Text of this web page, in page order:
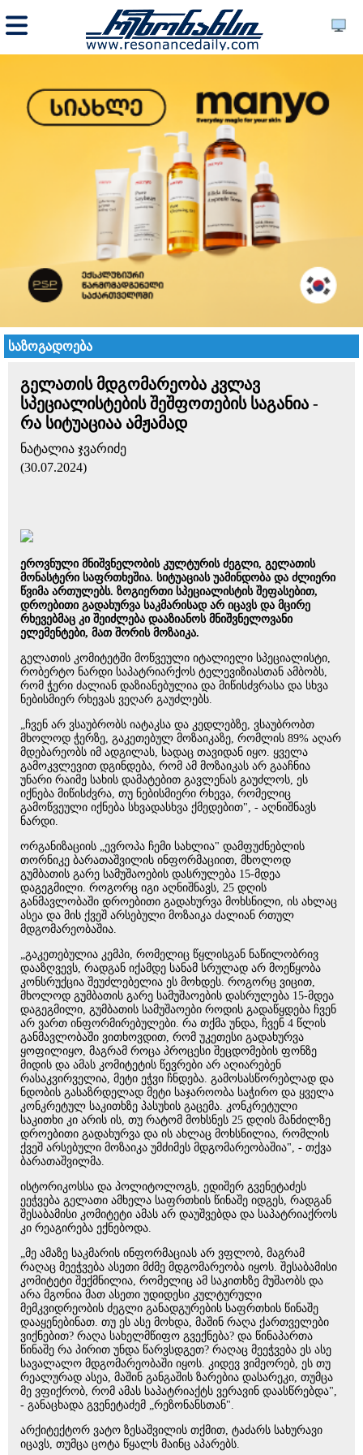
საზოგადოება
გელათის მდგომარეობა კვლავ
სპეციალისტების შეშფოთების საგანია -
რა სიტუაციაა ამჟამად
ნატალია ჯვარიძე
(30.07.2024)
ეროვნული მნიშვნელობის კულტურის ძეგლი, გელათის
მონასტერი საფრთხეშია. სიტუაციას უამინდობა და ძლიერი
წვიმა ართულებს. ზოგიერთი სპეციალისტის შეფასებით,
დროებითი გადახურვა საკმარისად არ იცავს და მცირე
რხევებმაც კი შეიძლება დააზიანოს მნიშვნელოვანი
ელემენტები, მათ შორის მოზაიკა.
გელათის კომიტეტში მოწვეული იტალიელი სპეციალისტი,
რობერტო ნარდი საპატრიარქოს ტელევიზიასთან ამბობს,
რომ ჭერი ძალიან დაზიანებულია და მიწისძვრასა და სხვა
ნებისმიერ რხევას ვეღარ გაუძლებს.
„ჩვენ არ ვსაუბრობს იატაკსა და კედლებზე, ვსაუბრობთ
მხოლოდ ჭერზე, გაკეთებულ მოზაიკაზე, რომლის 89% აღარ
მდებარეობს იმ ადგილას, სადაც თავიდან იყო. ყველა
გამოკვლევით დგინდება, რომ ამ მოზაიკას არ გააჩნია
უნარი რაიმე სახის დამატებით გავლენას გაუძლოს, ეს
იქნება მიწისძვრა, თუ ნებისმიერი რხევა, რომელიც
გამოწვეული იქნება სხვადასხვა ქმედებით", - აღნიშნავს
ნარდი.
ორგანიზაციის „ევროპა ჩემი სახლია" დამფუძნებლის
თორნიკე ბარათაშვილის ინფორმაციით, მხოლოდ
გუმბათის გარე სამუშაოების დასრულება 15-მდეა
დაგეგმილი. როგორც იგი აღნიშნავს, 25 დღის
განმავლობაში დროებითი გადახურვა მოხსნილი, ის ახლაც
ასეა და მის ქვეშ არსებული მოზაიკა ძალიან რთულ
მდგომარეობაშია.
„გაკეთებულია კემპი, რომელიც წყლისგან ნაწილობრივ
დააზღვევს, რადგან იქამდე სანამ სრულად არ მოეწყობა
კონსრუქცია შეუძლებელია ეს მოხდეს. როგორც ვიცით,
მხოლოდ გუმბათის გარე სამუშაოების დასრულება 15-მდეა
დაგეგმილი, გუმბათის სამუშაოები როდის გადაწყდება ჩვენ
არ ვართ ინფორმირებულები. რა თქმა უნდა, ჩვენ 4 წლის
განმავლობაში ვითხოვდით, რომ უკეთესი გადახურვა
ყოფილიყო, მაგრამ როცა პროცესი შეცდომების ფონზე
მიდის და ამას კომიტეტის წევრები არ აღიარებენ
რასაკვირველია, მეტი ეჭვი ჩნდება. გამოსასწორებლად და
ნდობის გასაზრდელად მეტი საჯაროობა საჭირო და ყველა
კონკრეტულ საკითხზე პასუხის გაცემა. კონკრეტული
საკითხი კი არის ის, თუ რატომ მოხსნეს 25 დღის მანძილზე
დროებითი გადახურვა და ის ახლაც მოხსნილია, რომლის
ქვეშ არსებული მოზაიკა უმძიმეს მდგომარეობაშია", - თქვა
ბარათაშვილმა.
ისტორიკოსსა და პოლიტოლოგს, ედიშერ გვენეტაძეს
ეეჭვება გელათი ამხელა საფრთხის წინაშე იდგეს, რადგან
შესაბამისი კომიტეტი ამას არ დაუშვებდა და საპატრიაქროს
კი რეაგირება ექნებოდა.
„მე ამაზე საკმარის ინფორმაციას არ ვფლობ, მაგრამ
რაღაც მეეჭვება ასეთი მძმე მდგომარეობა იყოს. შესაბამისი
კომიტეტი შექმნილია, რომელიც ამ საკითხზე მუშაობს და
არა მგონია მათ ასეთი უდიდესი კულტურული
მემკვიდრეობის ძეგლი განადგურების საფრთხის წინაშე
დააყენებინათ. თუ ეს ასე მოხდა, მაშინ რაღა ქართველები
ვიქნებით? რაღა სახელმწიფო გვექნება? და წინაპართა
წინაშე რა პირით უნდა წარვსდგეთ? რაღაც მეეჭვება ეს ასე
სავალალო მდგომარეობაში იყოს. კიდევ ვიმეორებ, ეს თუ
რეალურად ასეა, მაშინ განგაშის ზარებია დასარეკი, თუმცა
მე ვფიქრობ, რომ ამას საპატრიაქტს ვერავინ დაასწრებდა",
- განაცხადა გვენეტაძემ „რეზონანსთან".
არქიტექტორ ვატო ზესაშვილის თქმით, ტაძარს სახურავი
იცავს, თუმცა ცოტა წყალს მაინც აპარებს.